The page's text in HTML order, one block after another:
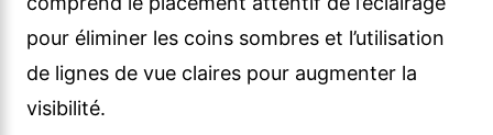
pour éliminer les coins sombres et l’utilisation
de lignes de vue claires pour augmenter la
visibilité.